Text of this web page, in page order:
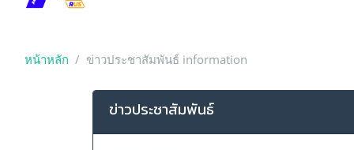
หน้าหลัก ข่าวประชาสัมพันธ์ information
ข่าวประชาสัมพันธ์